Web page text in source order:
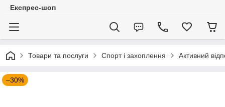
Експрес-шоп
Товари та послуги Спорт і захоплення Активний
–30%